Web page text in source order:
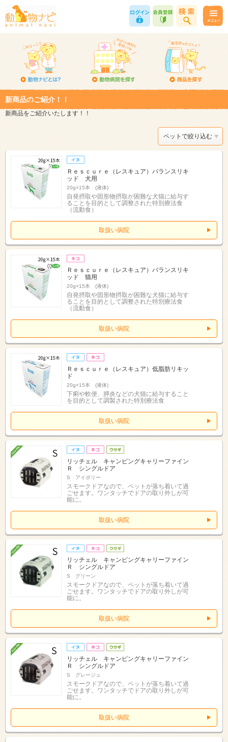
新商品のご紹介！！
新商品をご紹介いたします！！
ペットで絞り込む
Ｒｅｓｃｕｒｅ（レスキュア）バランスリキ
ッド 犬用
20g×15本 (液体)
自発摂取や固形物摂取が困難な犬猫に給与す
ることを目的として調整された特別療法食
（流動食）
取扱い病院
Ｒｅｓｃｕｒｅ（レスキュア）バランスリキ
ッド 猫用
20g×15本 (液体)
自発摂取や固形物摂取が困難な犬猫に給与す
ることを目的として調整された特別療法食
（流動食）
取扱い病院
Ｒｅｓｃｕｒｅ（レスキュア）低脂肪リキッ
ド
20g×15本 (液体)
下痢や軟便、膵炎などの犬猫に給与すること
を目的として調製された特別療法食
取扱い病院
リッチェル キャンピングキャリーファイン
Ｒ シングルドア
S アイボリー
スモークドアなので、ペットが落ち着いて過
ごせます。ワンタッチでドアの取り外しが可
能に。
取扱い病院
リッチェル キャンピングキャリーファイン
Ｒ シングルドア
S グリーン
スモークドアなので、ペットが落ち着いて過
ごせます。ワンタッチでドアの取り外しが可
能に。
取扱い病院
リッチェル キャンピングキャリーファイン
Ｒ シングルドア
S グレージュ
スモークドアなので、ペットが落ち着いて過
ごせます。ワンタッチでドアの取り外しが可
能に。
取扱い病院